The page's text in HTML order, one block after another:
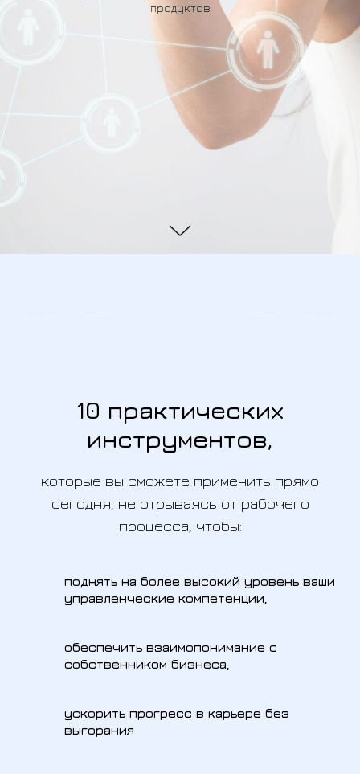
продуктов
10 практических
инструментов,
которые вы сможете применить прямо
сегодня, не отрываясь от рабочего
процесса, чтобы:
поднять на более высокий уровень ваши
управленческие компетенции,
обеспечить взаимопонимание с
собственником бизнеса,
ускорить прогресс в карьере без
выгорания